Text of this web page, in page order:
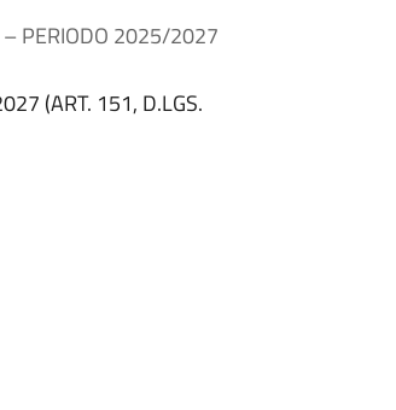
– PERIODO 2025/2027
(ART. 151, D.LGS.